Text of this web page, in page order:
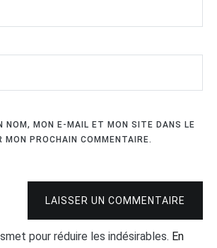
NOM, MON E-MAIL ET MON SITE DANS LE
MON PROCHAIN COMMENTAIRE.
LAISSER UN COMMENTAIRE
pour réduire les indésirables. En